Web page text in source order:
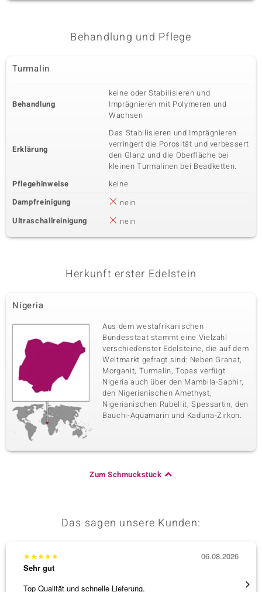
Behandlung und Pflege
Turmalin
Behandlung
keine oder Stabilisieren und
Imprägnieren mit Polymeren und
Wachsen
Erklärung
Das Stabilisieren und Imprägnieren
verringert die Porosität und verbessert
den Glanz und die Oberfläche bei
kleinen Turmalinen bei Beadketten.
Pflegehinweise
keine
Dampfreinigung
nein
Ultraschallreinigung
nein
Herkunft erster Edelstein
Nigeria
Aus dem westafrikanischen
Bundesstaat stammt eine Vielzahl
verschiedenster Edelsteine, die auf dem
Weltmarkt gefragt sind: Neben Granat,
Morganit, Turmalin, Topas verfügt
Nigeria auch über den Mambila-Saphir,
den Nigerianischen Amethyst,
Nigerianischen Rubellit, Spessartin, den
Bauchi-Aquamarin und Kaduna-Zirkon.
Zum Schmuckstück
Das sagen unsere Kunden:
★★★★★
Sehr gut
Top Qualität und schnelle Lieferung.
06.08.2026